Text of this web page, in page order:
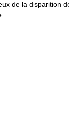
de la disparition